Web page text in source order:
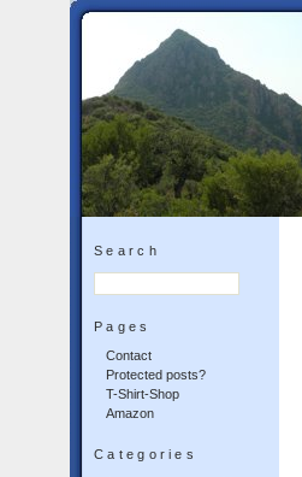
Search
Pages
Contact
Protected posts?
T-Shirt-Shop
Amazon
Categories